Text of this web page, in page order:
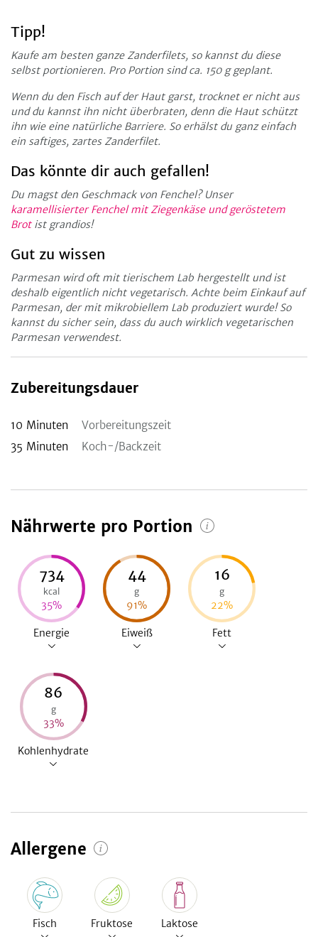
Tipp!
Kaufe am besten ganze Zanderfilets, so kannst du diese
selbst portionieren. Pro Portion sind ca. 150 g geplant.
Wenn du den Fisch auf der Haut garst, trocknet er nicht aus
und du kannst ihn nicht überbraten, denn die Haut schützt
ihn wie eine natürliche Barriere. So erhälst du ganz einfach
ein saftiges, zartes Zanderfilet.
Das könnte dir auch gefallen!
Du magst den Geschmack von Fenchel? Unser
karamellisierter Fenchel mit Ziegenkäse und geröstetem
Brotist grandios!
Gut zu wissen
Parmesan wird oft mit tierischem Lab hergestellt und ist
deshalb eigentlich nicht vegetarisch. Achte beim Einkauf auf
Parmesan, der mit mikrobiellem Lab produziert wurde! So
kannst du sicher sein, dass du auch wirklich vegetarischen
Parmesan verwendest.
Zubereitungsdauer
10 Minuten
Vorbereitungszeit
35 Minuten Koch-/Backzeit
Nährwerte pro Portion
734
kcal
35%
Energie
44
g
91%
Eiweiß
16
g
22%
Fett
86
g
33%
Kohlenhydrate
Allergene
Fisch Fruktose Laktose